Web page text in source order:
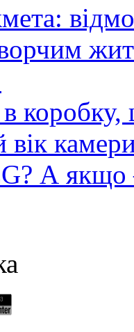
А якщо